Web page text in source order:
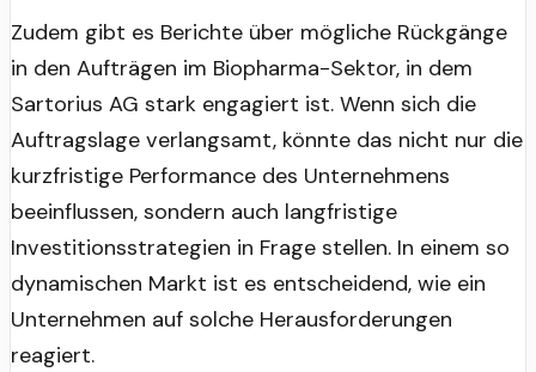
Zudem gibt es Berichte über mögliche Rückgänge
in den Aufträgen im Biopharma-Sektor, in dem
Sartorius AG stark engagiert ist. Wenn sich die
Auftragslage verlangsamt, könnte das nicht nur die
kurzfristige Performance des Unternehmens
beeinflussen, sondern auch langfristige
Investitionsstrategien in Frage stellen. In einem so
dynamischen Markt ist es entscheidend, wie ein
Unternehmen auf solche Herausforderungen
reagiert.